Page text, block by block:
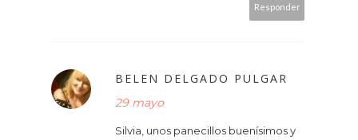
Responder
BELEN DELGADO PULGAR
29 mayo
Silvia, unos panecillos buenísimos y